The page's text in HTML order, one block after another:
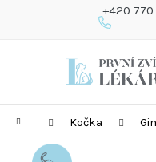
+420
Domů Kočka
obchodu
obchodu